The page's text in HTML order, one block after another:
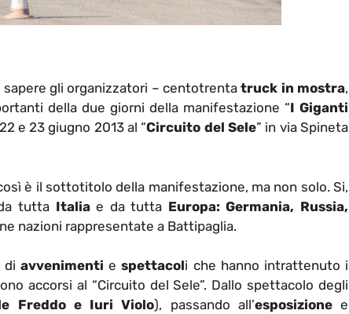
sapere gli organizzatori – centotrentatruck in mostra,
della due giorni della manifestazione “I Giganti
e 23 giugno 2013 al “Circuito del Sele” in via Spineta
è il sottotitolo della manifestazione, ma non solo. Si,
tutta Italiae da tutta Europa: Germania, Russia,
nazioni rappresentate a Battipaglia.
diavvenimenti espettacoli che hanno intrattenuto i
accorsi al “Circuito del Sele”. Dallo spettacolo degli
Freddo e Iuri Violo), passando all’esposizionee